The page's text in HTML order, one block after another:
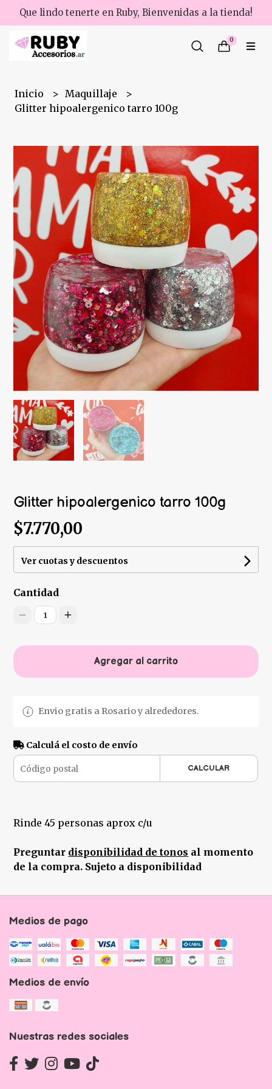
Que lindo tenerte en Ruby, Bienvenidas a la tienda!
0
Inicio
Maquillaje
Glitter hipoalergenico tarro 100g
Glitter hipoalergenico tarro 100g
$7.770,00
Ver cuotas y descuentos
Cantidad
1
Agregar al carrito
Envio gratis a Rosario y alrededores.
Calculá el costo de envío
CALCULAR
Rinde 45 personas aprox c/u
Preguntar disponibilidad de tonos al momento
de la compra. Sujeto a disponibilidad
Medios de pago
Medios de envío
Nuestras redes sociales